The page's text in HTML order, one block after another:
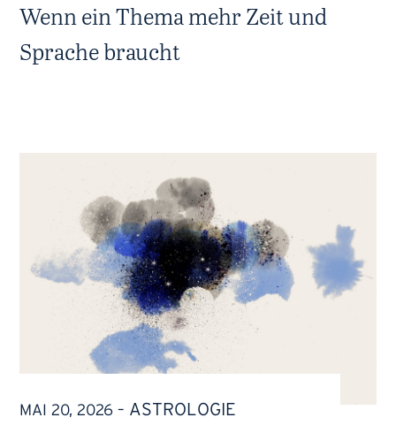
Wenn ein Thema mehr Zeit und
Sprache braucht
MAI 20, 2026 – ASTROLOGIE